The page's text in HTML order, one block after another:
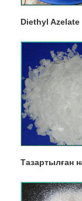
Diethyl Azelate
Тазартылған